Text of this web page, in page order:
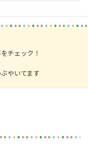
チェック！
やいてます